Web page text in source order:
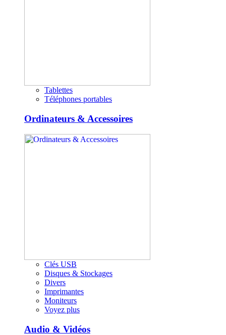
Tablettes
Téléphones portables
Ordinateurs & Accessoires
Clés USB
Disques & Stockages
Divers
Imprimantes
Moniteurs
Voyez plus
Audio & Vidéos